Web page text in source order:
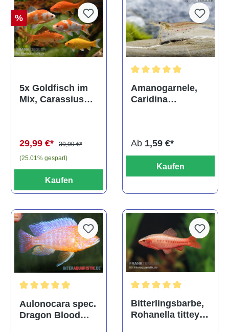
%
5x Goldfisch im
Mix, Carassius
29,99 €*
39,99 €*
(25.01% gespart)
Kaufen
Amanogarnele,
Caridina
Ab 1,59 €*
Kaufen
Durchschnittliche Bewertung von 5 von 5 Sternen
Aulonocara spec.
Dragon Blood
Bitterlingsbarbe,
Rohanella titteya,